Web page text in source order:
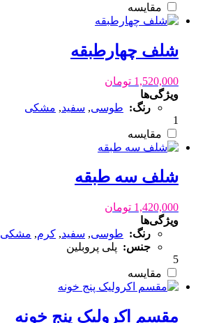
مقایسه
شلف چهارطبقه
1,520,000 تومان
ویژگی‌ها
رنگ: طوسی, سفید, مشکی
1
مقایسه
شلف سه طبقه
1,420,000 تومان
ویژگی‌ها
رنگ: طوسی, سفید, کرم, مشکی
جنس: پلی پروبلین
5
مقایسه
مقسم اکرولیک پنج خونه